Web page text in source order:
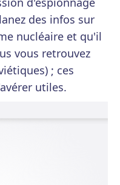
des infos sur
nucléaire et qu'il
vous retrouvez
; ces
utiles.